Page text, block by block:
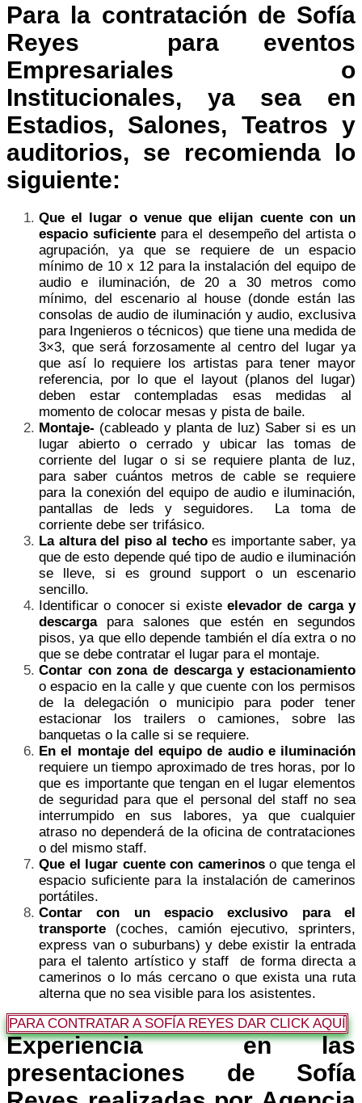
Para la contratación de Sofía
Reyes para eventos
Empresariales o
Institucionales, ya sea en
Estadios, Salones, Teatros y
auditorios, se recomienda lo
siguiente:
Que el lugar o venue que elijan cuente con un
espacio suficiente para el desempeño del artista o
agrupación, ya que se requiere de un espacio
mínimo de 10 x 12 para la instalación del equipo de
audio e iluminación, de 20 a 30 metros como
mínimo, del escenario al house (donde están las
consolas de audio de iluminación y audio, exclusiva
para Ingenieros o técnicos) que tiene una medida de
3×3, que será forzosamente al centro del lugar ya
que así lo requiere los artistas para tener mayor
referencia, por lo que el layout (planos del lugar)
deben estar contempladas esas medidas al
momento de colocar mesas y pista de baile.
Montaje- (cableado y planta de luz) Saber si es un
lugar abierto o cerrado y ubicar las tomas de
corriente del lugar o si se requiere planta de luz,
para saber cuántos metros de cable se requiere
para la conexión del equipo de audio e iluminación,
pantallas de leds y seguidores. La toma de
corriente debe ser trifásico.
La altura del piso al techoes importante saber, ya
que de esto depende qué tipo de audio e iluminación
se lleve, si es ground support o un escenario
sencillo.
Identificar o conocer si existe elevador de carga y
descargapara salones que estén en segundos
pisos, ya que ello depende también el día extra o no
que se debe contratar el lugar para el montaje.
Contar con zona de descarga y estacionamiento
o espacio en la calle y que cuente con los permisos
de la delegación o municipio para poder tener
estacionar los trailers o camiones, sobre las
banquetas o la calle si se requiere.
En el montaje del equipo de audio e iluminación
requiere un tiempo aproximado de tres horas, por lo
que es importante que tengan en el lugar elementos
de seguridad para que el personal del staff no sea
interrumpido en sus labores, ya que cualquier
atraso no dependerá de la oficina de contrataciones
o del mismo staff.
Que el lugar cuente con camerinoso que tenga el
espacio suficiente para la instalación de camerinos
portátiles.
Contar con un espacio exclusivo para el
transporte (coches, camión ejecutivo, sprinters,
express van o suburbans) y debe existir la entrada
para el talento artístico y staff de forma directa a
camerinos o lo más cercano o que exista una ruta
alterna que no sea visible para los asistentes.
PARA CONTRATAR A SOFÍA REYES DAR CLICK AQUÍ
Experiencia en las
presentaciones de Sofía